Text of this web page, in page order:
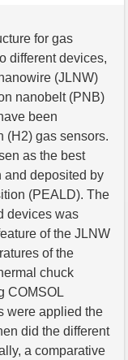
for gas
different devices,
(JLNW)
nanobelt (PNB)
been
(H2) gas sensors.
as the best
and deposited by
(PEALD). The
devices was
of the JLNW
of the
chuck
COMSOL
were applied the
did the different
a comparative